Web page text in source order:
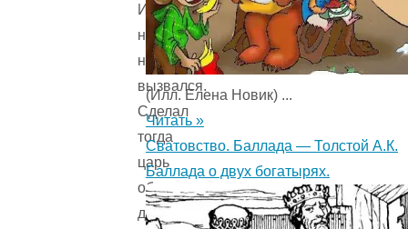
И
никто
не
вызвался.
Сделал
тогда
царь
обед
для
(Илл. Елена Новик) ...
Читать »
Сватовство. Баллада — Толстой А.К.
Баллада о двух богатырях.